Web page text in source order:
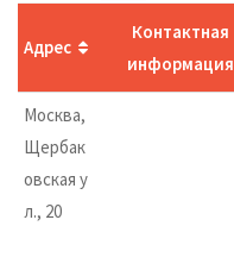
Адрес
Контактная
информация
Москва,
Щербак
овская у
л., 20